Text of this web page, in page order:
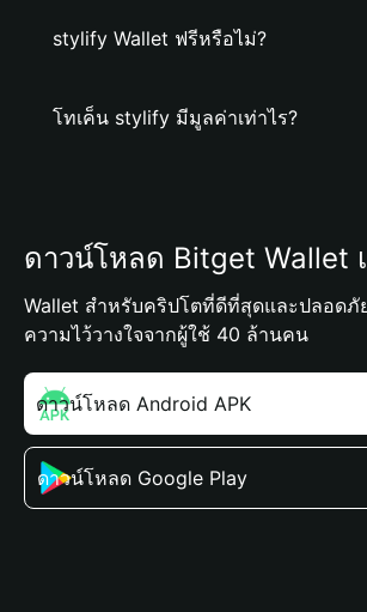
stylify Wallet ฟรีหรือไม่?
โทเค็น stylify มีมูลค่าเท่าไร?
ดาวน์โหลด Bitget Wallet
Wallet สำหรับคริปโตที่ดีที่สุดและปลอดภั
ความไว้วางใจจากผู้ใช้ 40 ล้านคน
ดาวน์โหลด Android APK
ดาวน์โหลด Google Play